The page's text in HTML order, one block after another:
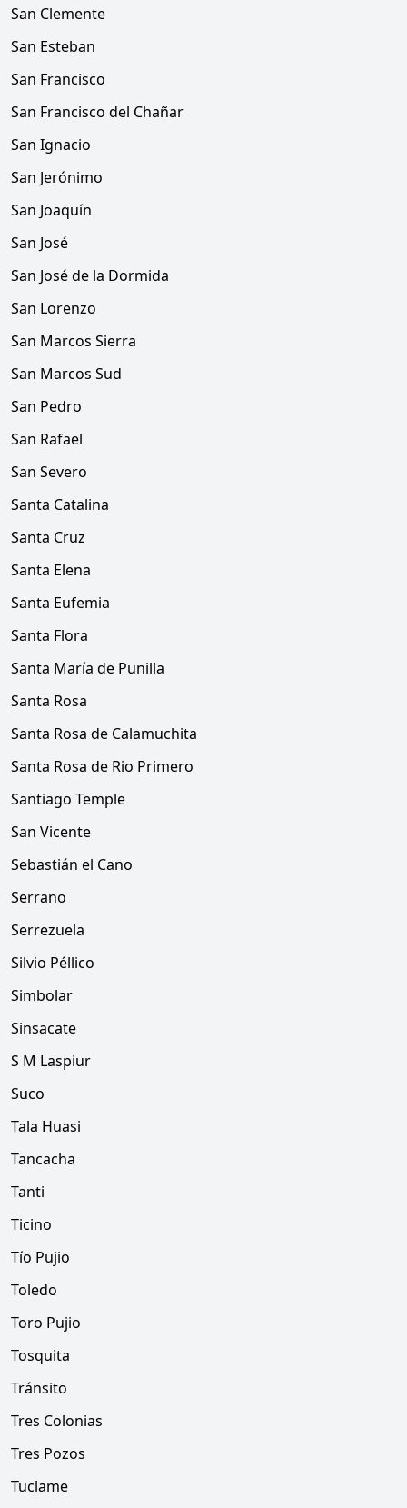
San Clemente
San Esteban
San Francisco
San Francisco del Chañar
San Ignacio
San Jerónimo
San Joaquín
San José
San José de la Dormida
San Lorenzo
San Marcos Sierra
San Marcos Sud
San Pedro
San Rafael
San Severo
Santa Catalina
Santa Cruz
Santa Elena
Santa Eufemia
Santa Flora
Santa María de Punilla
Santa Rosa
Santa Rosa de Calamuchita
Santa Rosa de Rio Primero
Santiago Temple
San Vicente
Sebastián el Cano
Serrano
Serrezuela
Silvio Péllico
Simbolar
Sinsacate
S M Laspiur
Suco
Tala Huasi
Tancacha
Tanti
Ticino
Tío Pujio
Toledo
Toro Pujio
Tosquita
Tránsito
Tres Colonias
Tres Pozos
Tuclame